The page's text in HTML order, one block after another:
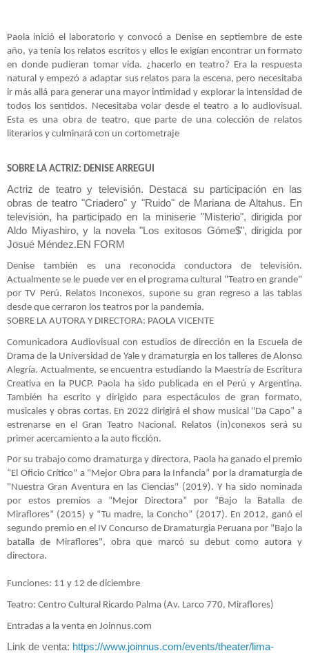
Paola inició el laboratorio y convocó a Denise en septiembre de este
año, ya tenía los relatos escritos y ellos le exigían encontrar un formato
en donde pudieran tomar vida. ¿hacerlo en teatro? Era la respuesta
natural y empezó a adaptar sus relatos para la escena, pero necesitaba
ir más allá para generar una mayor intimidad y explorar la intensidad de
todos los sentidos. Necesitaba volar desde el teatro a lo audiovisual.
Esta es una obra de teatro, que parte de una colección de relatos
literarios y culminará con un cortometraje
SOBRE LA ACTRIZ: DENISE ARREGUI
Actriz de teatro y televisión. Destaca su participación en las
obras de teatro "Criadero" y "Ruido" de Mariana de Altahus. En
televisión, ha participado en la miniserie "Misterio", dirigida por
Aldo Miyashiro, y la novela "Los exitosos Góme$", dirigida por
Josué Méndez.EN FORM
Denise también es una reconocida conductora de televisión.
Actualmente se le puede ver en el programa cultural "Teatro en grande"
por TV Perú. Relatos Inconexos, supone su gran regreso a las tablas
desde que cerraron los teatros por la pandemia.
SOBRE LA AUTORA Y DIRECTORA: PAOLA VICENTE
Comunicadora Audiovisual con estudios de dirección en la Escuela de
Drama de la Universidad de Yale y dramaturgia en los talleres de Alonso
Alegría. Actualmente, se encuentra estudiando la Maestría de Escritura
Creativa en la PUCP. Paola ha sido publicada en el Perú y Argentina.
También ha escrito y dirigido para espectáculos de gran formato,
musicales y obras cortas. En 2022 dirigirá el show musical "Da Capo” a
estrenarse en el Gran Teatro Nacional. Relatos (in)conexos será su
primer acercamiento a la auto ficción.
Por su trabajo como dramaturga y directora, Paola ha ganado el premio
“El Oficio Crítico" a "Mejor Obra para la Infancia” por la dramaturgia de
"Nuestra Gran Aventura en las Ciencias" (2019). Y ha sido nominada
por estos premios a “Mejor Directora” por “Bajo la Batalla de
Miraflores” (2015) y “Tu madre, la Concho” (2017). En 2012, ganó el
segundo premio en el IV Concurso de Dramaturgia Peruana por "Bajo la
batalla de Miraflores", obra que marcó su debut como autora y
directora.
Funciones: 11 y 12 de diciembre
Teatro: Centro Cultural Ricardo Palma (Av. Larco 770, Miraflores)
Entradas a la venta en Joinnus.com
Link de venta: https://www.joinnus.com/events/theater/lima-